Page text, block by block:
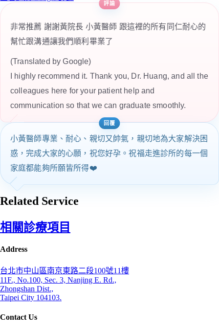
非常推薦 謝謝黃院長 小黃醫師 跟這裡的所有同仁耐心的
幫忙跟溝通讓我們順利畢業了
(Translated by Google)
I highly recommend it. Thank you, Dr. Huang, and all the
colleagues here for your patient help and
communication so that we can graduate smoothly.
小黃醫師專業、耐心、親切又帥氣，親切地為大家解決困
惑，完成大家的心願，祝您好孕。祝福走進診所的每一個
家庭都能夠所願皆所得❤️
Related Service
相關診療項目
Address
台北市中山區南京東路二段100號11樓
11F., No.100, Sec. 3, Nanjing E. Rd.,
Zhongshan Dist.,
Taipei City 104103.
Contact Us